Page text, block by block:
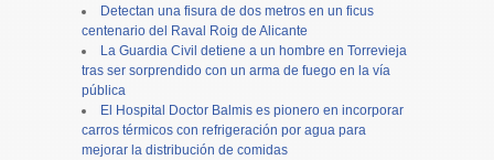
Detectan una fisura de dos metros en un ficus
centenario del Raval Roig de Alicante
La Guardia Civil detiene a un hombre en Torrevieja
tras ser sorprendido con un arma de fuego en la vía
pública
El Hospital Doctor Balmis es pionero en incorporar
carros térmicos con refrigeración por agua para
mejorar la distribución de comidas